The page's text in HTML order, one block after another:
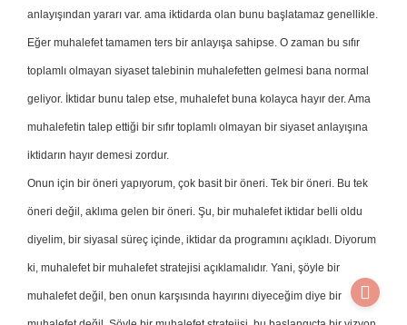
anlayışından yararı var. ama iktidarda olan bunu başlatamaz genellikle.
Eğer muhalefet tamamen ters bir anlayışa sahipse. O zaman bu sıfır
toplamlı olmayan siyaset talebinin muhalefetten gelmesi bana normal
geliyor. İktidar bunu talep etse, muhalefet buna kolayca hayır der. Ama
muhalefetin talep ettiği bir sıfır toplamlı olmayan bir siyaset anlayışına
iktidarın hayır demesi zordur.
Onun için bir öneri yapıyorum, çok basit bir öneri. Tek bir öneri. Bu tek
öneri değil, aklıma gelen bir öneri. Şu, bir muhalefet iktidar belli oldu
diyelim, bir siyasal süreç içinde, iktidar da programını açıkladı. Diyorum
ki, muhalefet bir muhalefet stratejisi açıklamalıdır. Yani, şöyle bir
muhalefet değil, ben onun karşısında hayırını diyeceğim diye bir